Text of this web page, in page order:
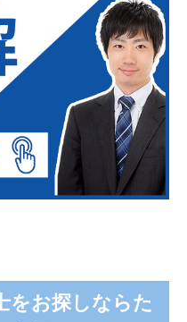
をお探しならた